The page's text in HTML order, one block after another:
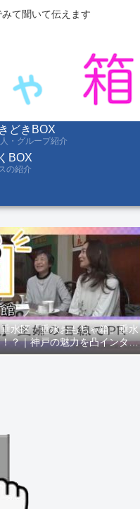
て聞いて伝えます
どきBOX
・グループ紹介
BOX
の紹介
水区「垂水おもちゃ箱」垂水
？｜神戸の魅力を凸インタビ
078ニュース)】